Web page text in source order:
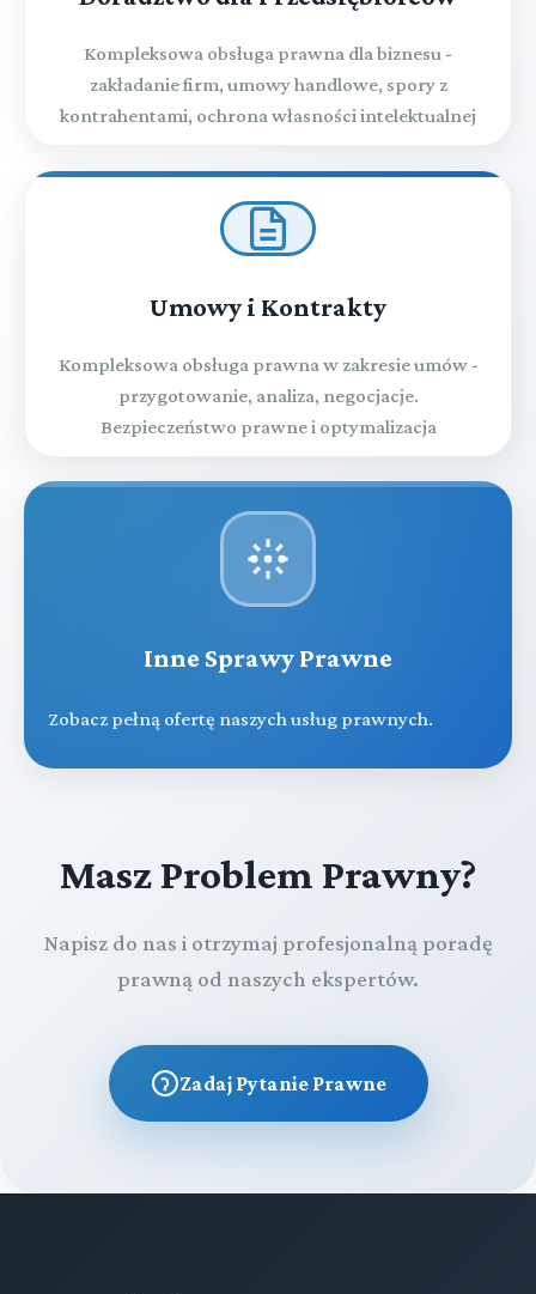
Rozdział XLIV (art. 358 - 363)
Przestępstwa przeciwko mieniu wojskowemu
Kompleksowa obsługa prawna dla biznesu -
zakładanie firm, umowy handlowe, spory z
kontrahentami, ochrona własności intelektualnej
Umowy i Kontrakty
Kompleksowa obsługa prawna w zakresie umów -
przygotowanie, analiza, negocjacje.
Bezpieczeństwo prawne i optymalizacja
Inne Sprawy Prawne
Zobacz pełną ofertę naszych usług prawnych.
Masz Problem Prawny?
Napisz do nas i otrzymaj profesjonalną poradę
prawną od naszych ekspertów.
Zadaj Pytanie Prawne